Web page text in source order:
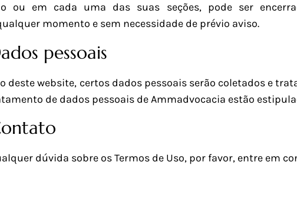
ou em cada uma das suas seções, pode ser
momento e sem necessidade de prévio aviso.
pessoais
deste website, certos dados pessoais serão coletados e
de dados pessoais de Ammadvocacia estão
dúvida sobre os Termos de Uso, por favor, entre em